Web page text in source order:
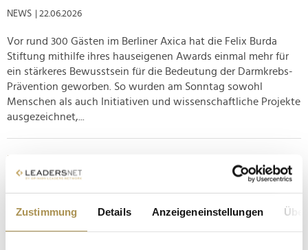
Zustimmung Details Anzeigeneinstellungen
NEWS | 22.06.2026
Vor rund 300 Gästen im Berliner Axica hat die Felix Burda
Stiftung mithilfe ihres hauseigenen Awards einmal mehr für
ein stärkeres Bewusstsein für die Bedeutung der Darmkrebs-
Prävention geworben. So wurden am Sonntag sowohl
Menschen als auch Initiativen und wissenschaftliche Projekte
ausgezeichnet,...
Ein Herz für Kinder: Lindner, Klitschko und Capital
Bra feiern Sommerfest
NEWS | 21.06.2026